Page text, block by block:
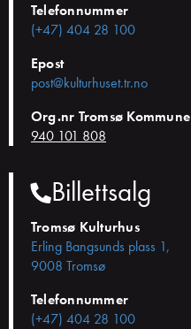
Telefonnummer
(+47) 404 28 100
Epost
post@kulturhuset.tr.no
Org.nr Tromsø Kommune
940 101 808
Billettsalg
Tromsø Kulturhus
Erling Bangsunds plass 1,
9008 Tromsø
Telefonnummer
(+47) 404 28 100